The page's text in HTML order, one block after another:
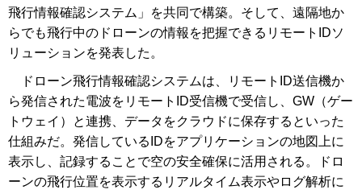
飛行情報確認システム」を共同で構築。そして、遠隔地か
らでも飛行中のドローンの情報を把握できるリモートIDソ
リューションを発表した。
ドローン飛行情報確認システムは、リモートID送信機か
ら発信された電波をリモートID受信機で受信し、GW（ゲー
トウェイ）と連携、データをクラウドに保存するといった
仕組みだ。発信しているIDをアプリケーションの地図上に
表示し、記録することで空の安全確保に活用される。ドロ
ーンの飛行位置を表示するリアルタイム表示やログ解析に